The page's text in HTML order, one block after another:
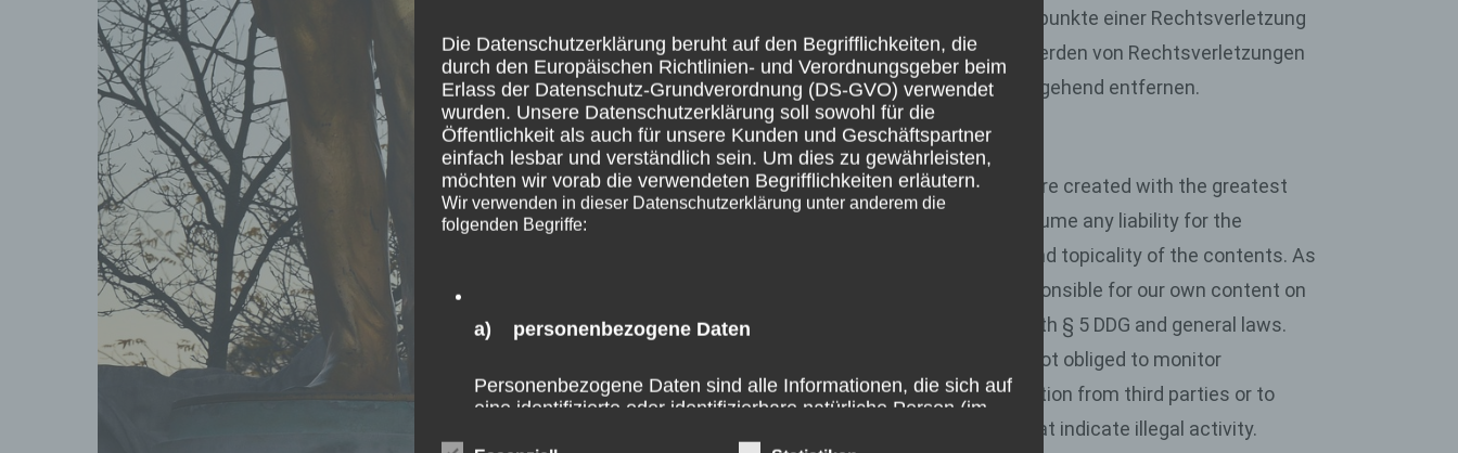
jedoch ohne konkrete Anhaltspunkte einer Rechtsverletzung
nicht zumutbar. Bei Bekanntwerden von Rechtsverletzungen
werden wir derartige Links umgehend entfernen.
Haftung für Inhalt:
The contents of our pages were created with the greatest
care. However, we cannot assume any liability for the
correctness, completeness and topicality of the contents. As
a service provider, we are responsible for our own content on
these pages in accordance with § 5 DDG and general laws.
According to § 5 DDG we are not obliged to monitor
transmitted or stored information from third parties or to
investigate circumstances that indicate illegal activity.
Die Datenschutzerklärung beruht auf den Begrifflichkeiten, die
durch den Europäischen Richtlinien- und Verordnungsgeber beim
Erlass der Datenschutz-Grundverordnung (DS-GVO) verwendet
wurden. Unsere Datenschutzerklärung soll sowohl für die
Öffentlichkeit als auch für unsere Kunden und Geschäftspartner
einfach lesbar und verständlich sein. Um dies zu gewährleisten,
möchten wir vorab die verwendeten Begrifflichkeiten erläutern.
Wir verwenden in dieser Datenschutzerklärung unter anderem die
folgenden Begriffe:
a) personenbezogene Daten
Personenbezogene Daten sind alle Informationen, die sich auf
eine identifizierte oder identifizierbare natürliche Person (im